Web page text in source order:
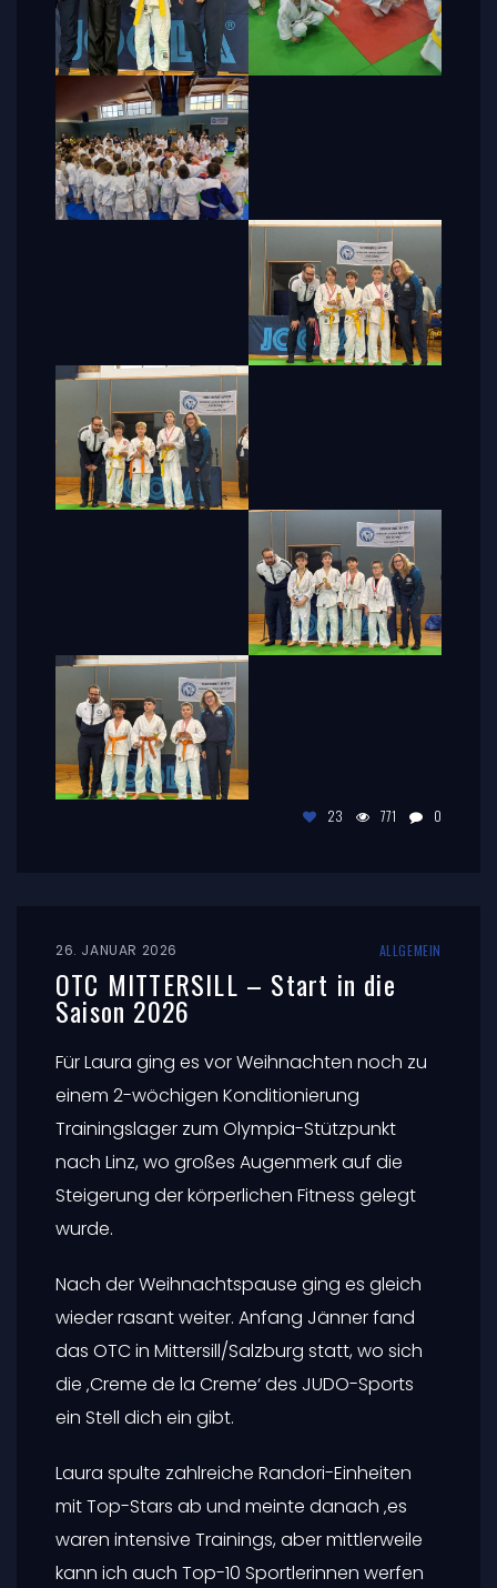
23
26. JANUAR 2026
OTC MITTERSILL – Start in die
Saison 2026
Für Laura ging es vor Weihnachten noch zu
einem 2-wöchigen Konditionierung
Trainingslager zum Olympia-Stützpunkt
Steigerung der körperlichen Fitness gelegt
wurde.
Nach der Weihnachtspause ging es gleich